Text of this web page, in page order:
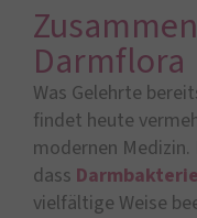
Darmflora
Was Gelehrte
findet heute
modernen Medizin.
dass
vielfältige Weise